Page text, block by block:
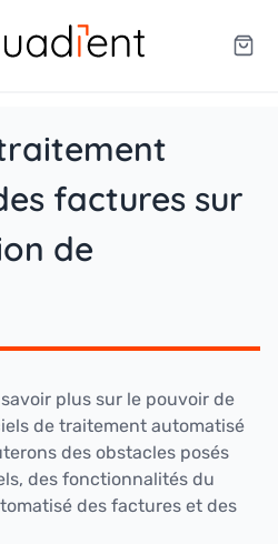
factures sur
de
plus sur le pouvoir de
de traitement automatisé
des obstacles posés
des fonctionnalités du
des factures et des